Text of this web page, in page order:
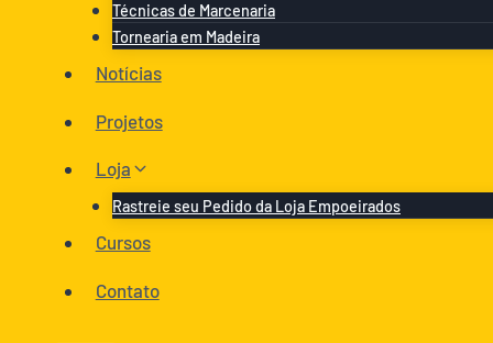
Técnicas de Marcenaria
Tornearia em Madeira
Notícias
Projetos
Loja
Rastreie seu Pedido da Loja Empoeirados
Cursos
Contato